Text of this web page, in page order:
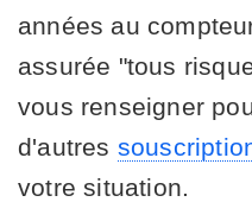
années au
assurée "tous
vous renseigner
d'autres
votre situation.